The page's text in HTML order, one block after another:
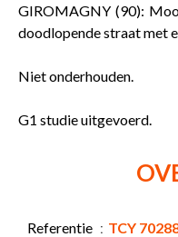
GIROMAGNY (90):
doodlopende straat met
Niet onderhouden.
G1 studie uitgevoerd.
Referentie TCY